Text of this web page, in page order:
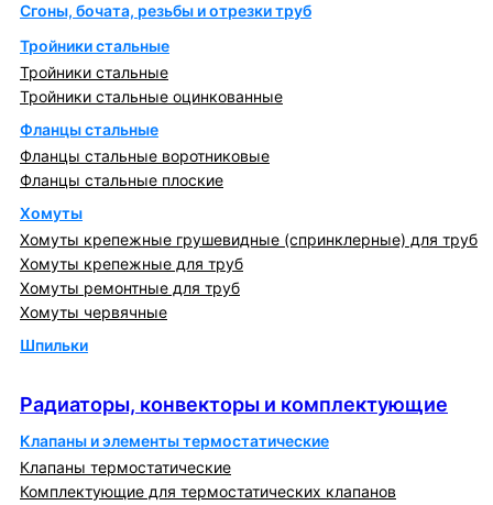
Сгоны, бочата, резьбы и отрезки труб
Тройники стальные
Тройники стальные
Тройники стальные оцинкованные
Фланцы стальные
Фланцы стальные воротниковые
Фланцы стальные плоские
Хомуты
Хомуты крепежные грушевидные (спринклерные) для труб
Хомуты крепежные для труб
Хомуты ремонтные для труб
Хомуты червячные
Шпильки
Радиаторы, конвекторы и комплектующие
Клапаны и элементы термостатические
Клапаны термостатические
Комплектующие для термостатических клапанов